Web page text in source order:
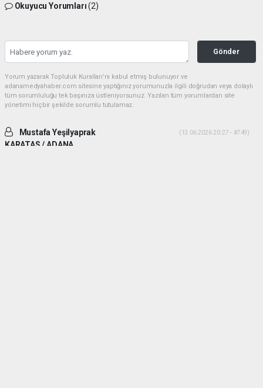
Okuyucu Yorumları(2)
Gönder
Yorum yazarak Topluluk Kuralları’nı kabul etmiş bulunuyor ve
adanamedyahaber.com sitesine yaptığınız yorumunuzla ilgili doğrudan veya dolaylı
tüm sorumluluğu tek başınıza üstleniyorsunuz. Yazılan tüm yorumlardan site
yönetimi hiçbir şekilde sorumlu tutulamaz.
Mustafa Yeşilyaprak
KARATAS / ADANA
(13.06.2026 20:27 - #749)